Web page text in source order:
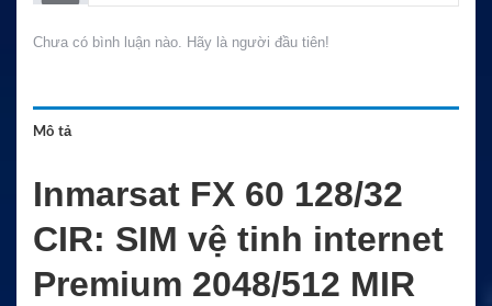
Chưa có bình luận nào. Hãy là người đầu tiên!
Mô tả
Inmarsat FX 60 128/32
CIR: SIM vệ tinh internet
Premium 2048/512 MIR